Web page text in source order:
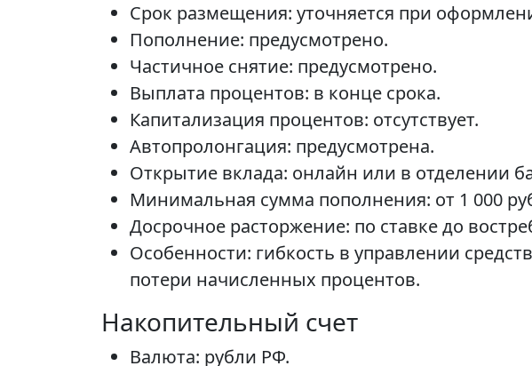
Срок размещения: уточняется при
Пополнение: предусмотрено.
Частичное снятие: предусмотрено.
Выплата процентов: в конце срока.
Капитализация процентов: отсутствует.
Автопролонгация: предусмотрена.
Открытие вклада: онлайн или в отделении
Минимальная сумма пополнения: от 1 000
Досрочное расторжение: по ставке до
Особенности: гибкость в управлении
потери начисленных процентов.
Накопительный счет
Валюта: рубли РФ.